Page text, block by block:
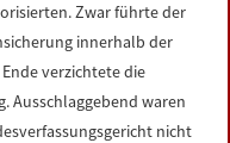
Zwar führte der
innerhalb der
verzichtete die
Ausschlaggebend waren
nicht